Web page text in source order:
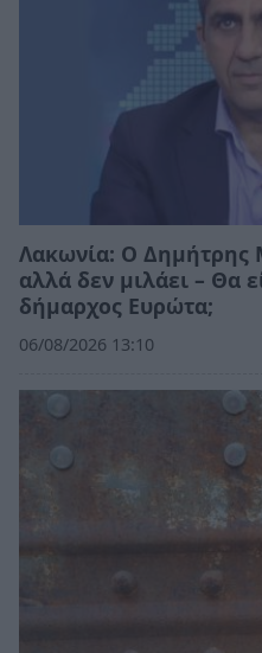
Λακωνία: Ο Δημήτρης
αλλά δεν μιλάει – Θα
δήμαρχος Ευρώτα;
06/08/2026 13:10